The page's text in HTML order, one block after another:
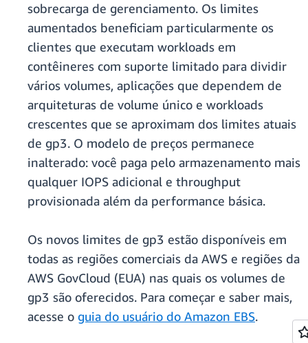
sobrecarga de gerenciamento. Os limites
aumentados beneficiam particularmente os
clientes que executam workloads em
contêineres com suporte limitado para dividir
vários volumes, aplicações que dependem de
arquiteturas de volume único e workloads
crescentes que se aproximam dos limites atuais
de gp3. O modelo de preços permanece
inalterado: você paga pelo armazenamento mais
qualquer IOPS adicional e throughput
provisionada além da performance básica.
Os novos limites de gp3 estão disponíveis em
todas as regiões comerciais da AWS e regiões da
AWS GovCloud (EUA) nas quais os volumes de
gp3 são oferecidos. Para começar e saber mais,
acesse o guia do usuário do Amazon EBS.